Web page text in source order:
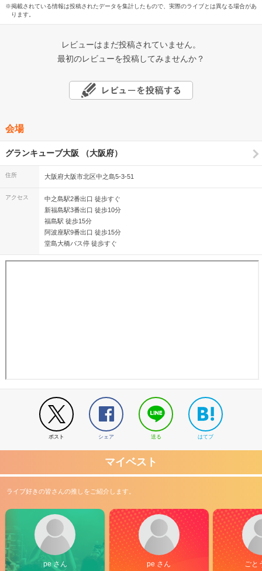
※掲載されている情報は投稿されたデータを集計したもので、実際のライブとは異なる場合があ
ります。
レビューはまだ投稿されていません。
最初のレビューを投稿してみませんか？
会場
グランキューブ大阪 （大阪府）
住所 大阪府大阪市北区中之島5-3-51
アクセス
中之島駅2番出口 徒歩すぐ
新福島駅3番出口 徒歩10分
福島駅 徒歩15分
阿波座駅9番出口 徒歩15分
堂島大橋バス停 徒歩すぐ
ポスト シェア 送る はてブ
マイベスト
ライブ好きの皆さんの推しをご紹介します。
pe さん pe さん ごと